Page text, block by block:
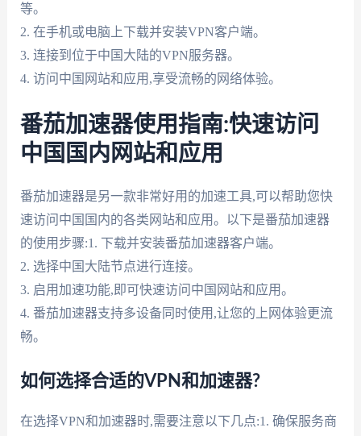
等。
2. 在手机或电脑上下载并安装VPN客户端。
3. 连接到位于中国大陆的VPN服务器。
4. 访问中国网站和应用,享受流畅的网络体验。
番茄加速器使用指南:快速访问
中国国内网站和应用
番茄加速器是另一款非常好用的加速工具,可以帮助您快
速访问中国国内的各类网站和应用。以下是番茄加速器
的使用步骤:1. 下载并安装番茄加速器客户端。
2. 选择中国大陆节点进行连接。
3. 启用加速功能,即可快速访问中国网站和应用。
4. 番茄加速器支持多设备同时使用,让您的上网体验更流
畅。
如何选择合适的VPN和加速器?
在选择VPN和加速器时,需要注意以下几点:1. 确保服务商